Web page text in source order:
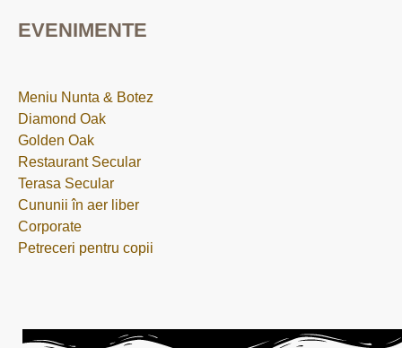
EVENIMENTE
Meniu Nunta & Botez
Diamond Oak
Golden Oak
Restaurant Secular
Terasa Secular
Cununii în aer liber
Corporate
Petreceri pentru copii